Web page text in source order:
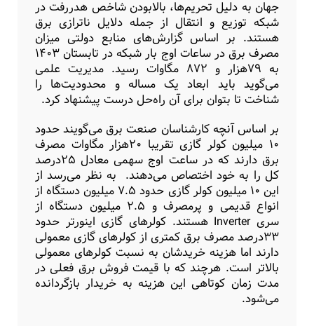
جهان به دلیل تحریم‌ها، بالابودن شاخص هدر‌رفت در
شبکه توزیع و انتقال از جمله دلایل ناترازی برق
هستند. بر اساس گزارش‌های منابع دولتی میزان
مصرف برق در ساعات اوج بار شبکه در تابستان ۱۴۰۳
به ۷۹‌هزار و ۸۷۲ مگاوات رسید. مدیریت علمی
می‌گوید باید ابعاد یک مساله و محدودیت‌ها را
شناخت تا بتوان برای آن راه‌حل درست پیشنهاد کرد.
بر اساس آنچه کارشناسان صنعت برق می‌گویند حدود
۱۰ میلیون کولر گازی تقریبا ۲۰‌هزار مگاوات مصرف
برق دارند که در ساعت اوج سهمی معادل ۲۵‌درصد
کل را به خود اختصاص می‌دهند. به نظر می‌رسد از
این ۱۰ میلیون کولر گازی حدود ۷.۵ میلیون دستگاه از
انواع قدیمی و پر‌مصرف و ۲.۵ میلیون دستگاه از
سری Inverter هستند. کولرهای گازی اینورتر حدود
۳۳‌درصد مصرف برق کمتری از کولرهای گازی معمولی
دارند اما هزینه خریدشان به نسبت کولرهای معمولی
بالاتر است. هرچند که با قیمت فروش برق فعلی در
مدت زمان کوتاهی این هزینه به خریدار بازگردانده
می‌شود.